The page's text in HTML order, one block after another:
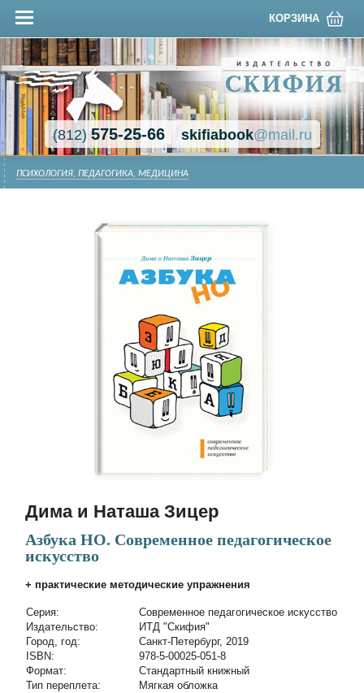
КОРЗИНА
(812)575-25-66 skifiabook@mail.ru
ПСИХОЛОГИЯ, ПЕДАГОГИКА, МЕДИЦИНА
Дима и Наташа Зицер
Азбука НО. Современное педагогическое
искусство
+ практические методические упражнения
Cерия:
Современное педагогическое искусство
Издательство:
ИТД "Скифия"
Город, год:
Санкт-Петербург, 2019
ISBN:
978-5-00025-051-8
Формат:
Стандартный книжный
Тип переплета:
Мягкая обложка